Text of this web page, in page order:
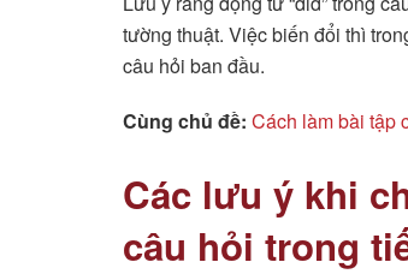
tường thuật. Việc biến đổi thì
câu hỏi ban đầu.
Cùng chủ đề: Cách làm bài tập
Các lưu ý khi
câu hỏi trong